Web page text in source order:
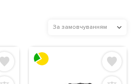
За замовчуванням